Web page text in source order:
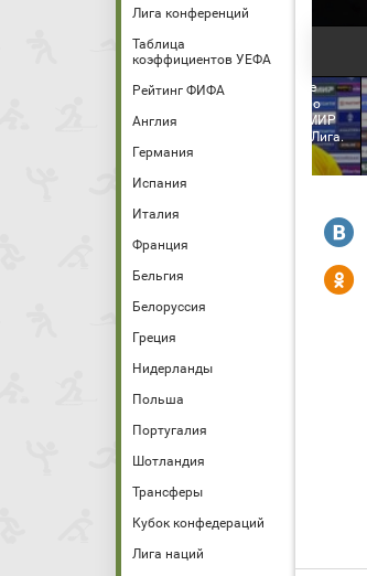
Лига конференций
Таблица
коэффициентов УЕФА
Рейтинг ФИФА
Англия
Германия
Испания
Италия
Франция
Бельгия
Белоруссия
Греция
Нидерланды
Польша
Португалия
Шотландия
Трансферы
Кубок конфедераций
Лига наций
Интервью Дмитрия
Чистякова в перерыве
матча (видео). Динамо
Махачкала - Ростов. МИР
Российская Премьер-Лига.
Футбол
R
Y